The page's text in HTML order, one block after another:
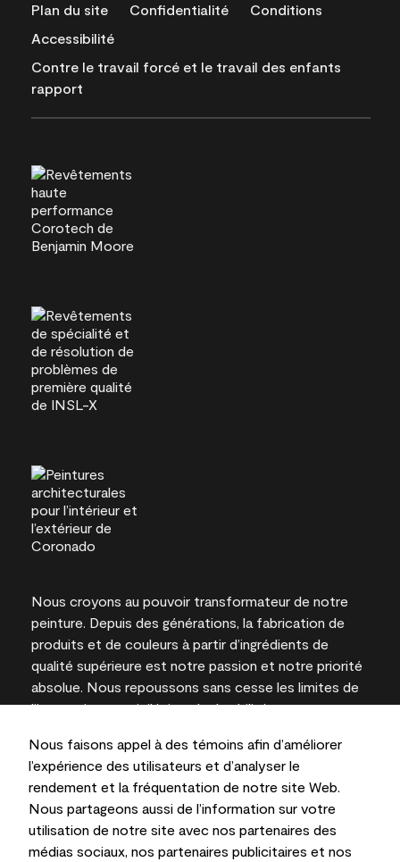
Nous faisons appel à des témoins afin d’améliorer
l’expérience des utilisateurs et d’analyser le
rendement et la fréquentation de notre site Web.
Nous partageons aussi de l’information sur votre
utilisation de notre site avec nos partenaires des
médias sociaux, nos partenaires publicitaires et nos
Plan du site Confidentialité
Conditions
Accessibilité
Contre le travail forcé et le travail des enfants
rapport
Nous croyons au pouvoir transformateur de notre
peinture. Depuis des générations, la fabrication de
produits et de couleurs à partir d’ingrédients de
qualité supérieure est notre passion et notre priorité
absolue. Nous repoussons sans cesse les limites de
l’innovation et privilégions la durabilité pour
l’expertise locale.
Les couleurs représentées à l’écran et sur les
documents imprimés peuvent différer des couleurs